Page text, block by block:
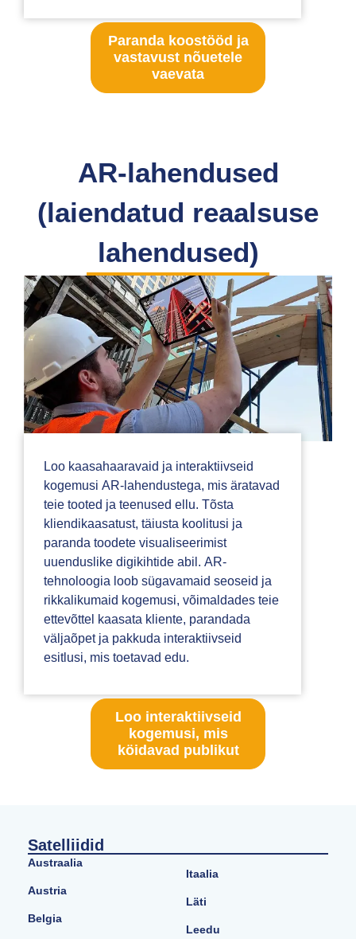
Paranda koostööd ja
vastavust nõuetele
vaevata
AR-lahendused
(laiendatud reaalsuse
lahendused)
Loo kaasahaaravaid ja interaktiivseid
kogemusi AR-lahendustega, mis äratavad
teie tooted ja teenused ellu. Tõsta
kliendikaasatust, täiusta koolitusi ja
paranda toodete visualiseerimist
uuenduslike digikihtide abil. AR-
tehnoloogia loob sügavamaid seoseid ja
rikkalikumaid kogemusi, võimaldades teie
ettevõttel kaasata kliente, parandada
väljaõpet ja pakkuda interaktiivseid
esitlusi, mis toetavad edu.
Loo interaktiivseid
kogemusi, mis
köidavad publikut
Satelliidid
Austraalia
Austria
Belgia
Itaalia
Läti
Leedu